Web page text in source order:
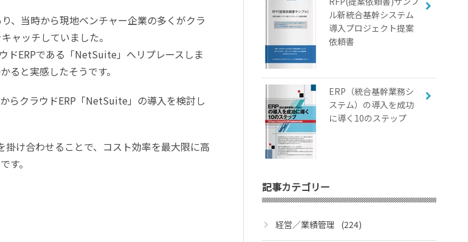
、当時から現地ベンチャー企業の多くがクラ
ャッチしていました。
ドERPである「NetSuite」へリプレースしま
ると実感したそうです。
らクラウドERP「NetSuite」の導入を検討し
け合わせることで、コスト効率を最大限に高
す。
ル新統合基幹システム
導入プロジェクト提案
依頼書
ERP（統合基幹業務シ
ステム）の導入を成功
に導く10のステップ
記事カテゴリー
経営／業績管理 (224)